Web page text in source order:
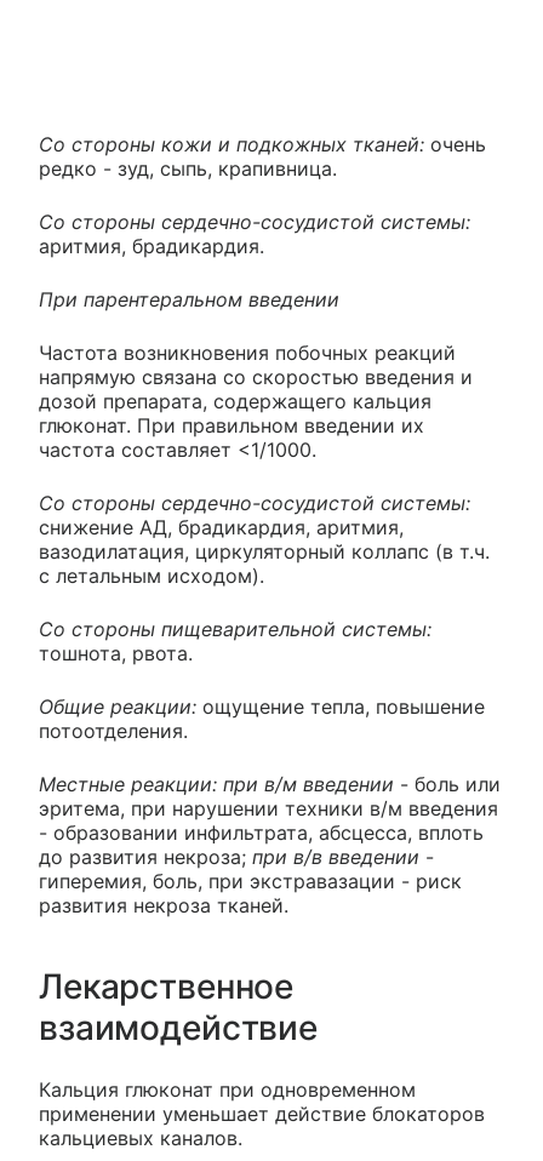
Со стороны кожи и подкожных тканей: очень
редко - зуд, сыпь, крапивница.
Со стороны сердечно-сосудистой системы:
аритмия, брадикардия.
При парентеральном введении
Частота возникновения побочных реакций
напрямую связана со скоростью введения и
дозой препарата, содержащего кальция
глюконат. При правильном введении их
частота составляет <1/1000.
Со стороны сердечно-сосудистой системы:
снижение АД, брадикардия, аритмия,
вазодилатация, циркуляторный коллапс (в т.ч.
с летальным исходом).
Со стороны пищеварительной системы:
тошнота, рвота.
Общие реакции: ощущение тепла, повышение
потоотделения.
Местные реакции: при в/м введении - боль или
эритема, при нарушении техники в/м введения
- образовании инфильтрата, абсцесса, вплоть
до развития некроза; при в/в введении -
гиперемия, боль, при экстравазации - риск
развития некроза тканей.
Лекарственное
взаимодействие
Кальция глюконат при одновременном
применении уменьшает действие блокаторов
кальциевых каналов.